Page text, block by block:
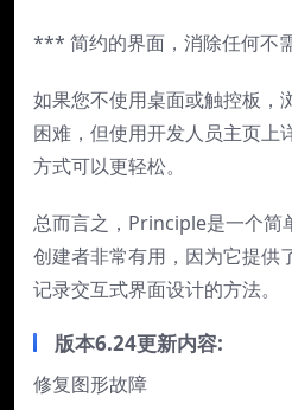
*** 简约的界面，消除任何不
如果您不使用桌面或触控板，
困难，但使用开发人员主页上
方式可以更轻松。
总而言之，Principle是一个简
创建者非常有用，因为它提供
记录交互式界面设计的方法。
版本6.24更新内容:
修复图形故障